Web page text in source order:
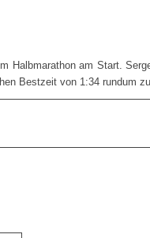
am Start.
Bestzeit von 1:34 rundum